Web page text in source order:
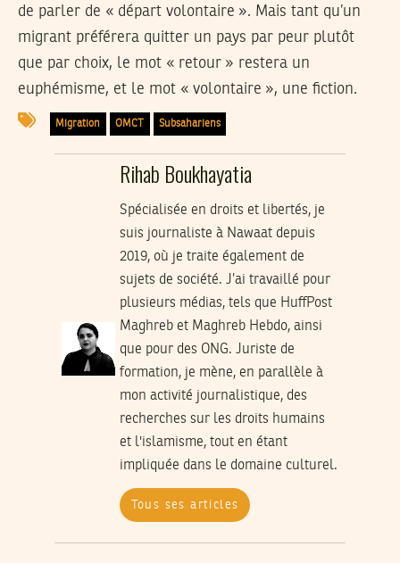
de parler de « départ volontaire ». Mais tant qu’un
migrant préférera quitter un pays par peur plutôt
que par choix, le mot « retour » restera un
euphémisme, et le mot « volontaire », une fiction.
Migration OMCT Subsahariens
Rihab Boukhayatia
Spécialisée en droits et libertés, je
suis journaliste à Nawaat depuis
2019, où je traite également de
sujets de société. J’ai travaillé pour
plusieurs médias, tels que HuffPost
Maghreb et Maghreb Hebdo, ainsi
que pour des ONG. Juriste de
formation, je mène, en parallèle à
mon activité journalistique, des
recherches sur les droits humains
et l'islamisme, tout en étant
impliquée dans le domaine culturel.
Tous ses articles